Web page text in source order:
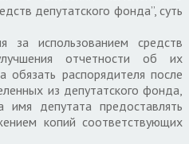
депутатского фонда”, суть
за использованием средств
отчетности об их
обязать распорядителя после
из депутатского фонда,
депутата предоставлять
копий соответствующих